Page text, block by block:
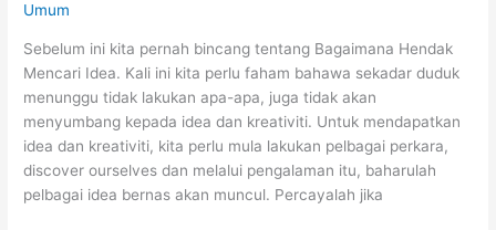
Umum
Sebelum ini kita pernah bincang tentang Bagaimana Hendak
Mencari Idea. Kali ini kita perlu faham bahawa sekadar duduk
menunggu tidak lakukan apa-apa, juga tidak akan
menyumbang kepada idea dan kreativiti. Untuk mendapatkan
idea dan kreativiti, kita perlu mula lakukan pelbagai perkara,
discover ourselves dan melalui pengalaman itu, baharulah
pelbagai idea bernas akan muncul. Percayalah jika